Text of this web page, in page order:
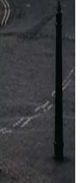
Non è
40 anni.
un
sono
da classe di
Ecco la